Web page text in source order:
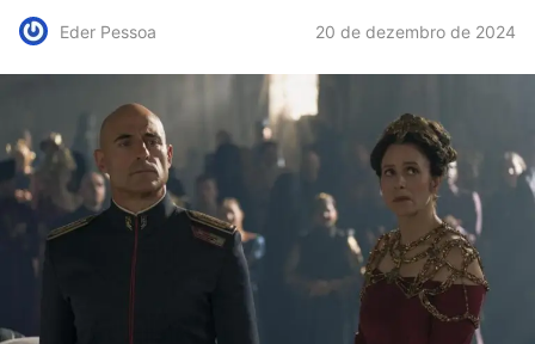
Eder Pessoa 20 de dezembro de 2024